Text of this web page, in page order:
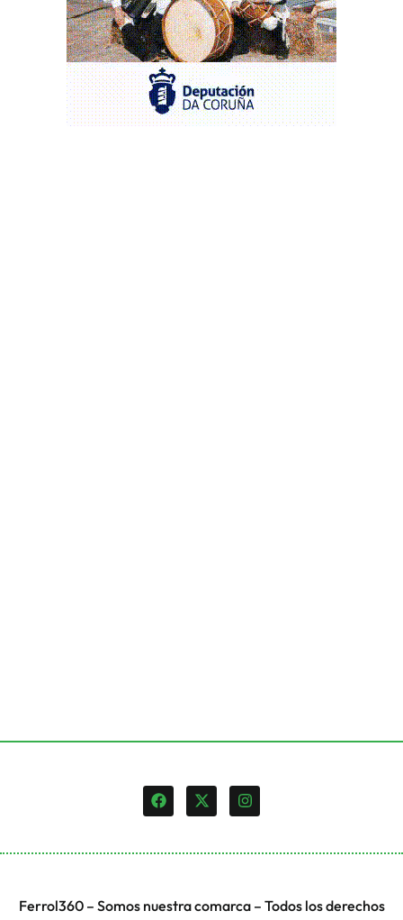
Ferrol360 – Somos nuestra comarca – Todos los derechos